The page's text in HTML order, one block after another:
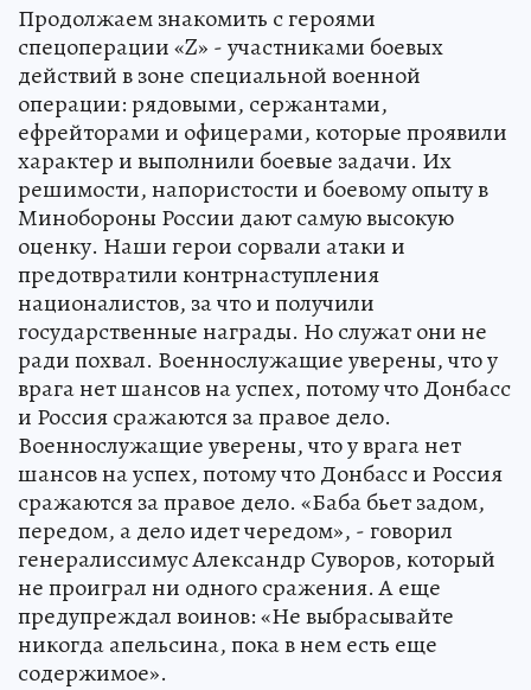
Продолжаем знакомить с героями
спецоперации «Z» - участниками боевых
действий в зоне специальной военной
операции: рядовыми, сержантами,
ефрейторами и офицерами, которые проявили
характер и выполнили боевые задачи. Их
решимости, напористости и боевому опыту в
Минобороны России дают самую высокую
оценку. Наши герои сорвали атаки и
предотвратили контрнаступления
националистов, за что и получили
государственные награды. Но служат они не
ради похвал. Военнослужащие уверены, что у
врага нет шансов на успех, потому что Донбасс
и Россия сражаются за правое дело.
Военнослужащие уверены, что у врага нет
шансов на успех, потому что Донбасс и Россия
сражаются за правое дело. «Баба бьет задом,
передом, а дело идет чередом», - говорил
генералиссимус Александр Суворов, который
не проиграл ни одного сражения. А еще
предупреждал воинов: «Не выбрасывайте
никогда апельсина, пока в нем есть еще
содержимое».